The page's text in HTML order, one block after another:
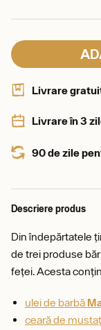
Livrare
Livrare în 3
90 de zile
Descriere produs
Din îndepărtatele
de trei produse
feței. Acesta
ulei de barbă
ceară de